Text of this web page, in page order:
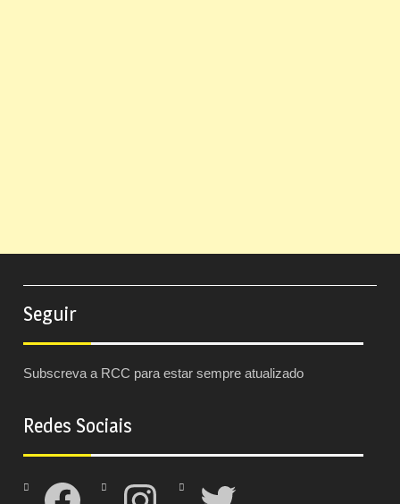
Seguir
Subscreva a RCC para estar sempre atualizado
Redes Sociais
Facebook Instagram Twitter